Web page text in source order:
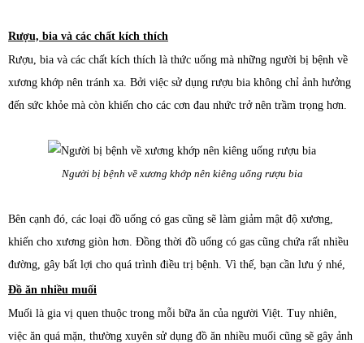
Rượu, bia và các chất kích thích
Rượu, bia và các chất kích thích là thức uống mà những người bị bệnh về
xương khớp nên tránh xa. Bởi việc sử dụng rượu bia không chỉ ảnh hưởng
đến sức khỏe mà còn khiến cho các cơn đau nhức trở nên trầm trọng hơn.
Người bị bệnh về xương khớp nên kiêng uống rượu bia
Bên cạnh đó, các loại đồ uống có gas cũng sẽ làm giảm mật độ xương,
khiến cho xương giòn hơn. Đồng thời đồ uống có gas cũng chứa rất nhiều
đường, gây bất lợi cho quá trình điều trị bệnh. Vì thế, bạn cần lưu ý nhé,
Đồ ăn nhiều muối
Muối là gia vị quen thuộc trong mỗi bữa ăn của người Việt. Tuy nhiên,
việc ăn quá mặn, thường xuyên sử dụng đồ ăn nhiều muối cũng sẽ gây ảnh